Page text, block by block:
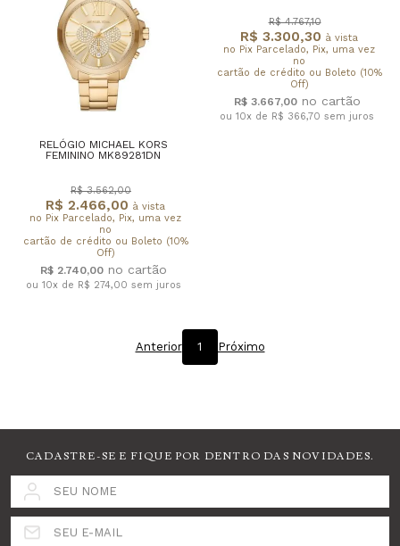
RELÓGIO MICHAEL KORS
FEMININO MK89281DN
R$ 2.466,00 à vista
no Pix Parcelado, Pix, uma vez
no
cartão de crédito ou Boleto (10%
Off)
R$ 3.562,00
R$ 2.740,00
ou 10x de R$ 274,00 sem juros
R$ 3.300,30 à vista
no Pix Parcelado, Pix, uma vez
no
cartão de crédito ou Boleto (10%
Off)
R$ 4.767,10
R$ 3.667,00
ou 10x de R$ 366,70 sem juros
Anterior 1 Próximo
CADASTRE-SE E FIQUE POR DENTRO DAS NOVIDADES.
SEU NOME
SEU E-MAIL